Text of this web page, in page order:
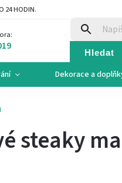
24 HODIN.
Hledat
Dekorace a
steaky